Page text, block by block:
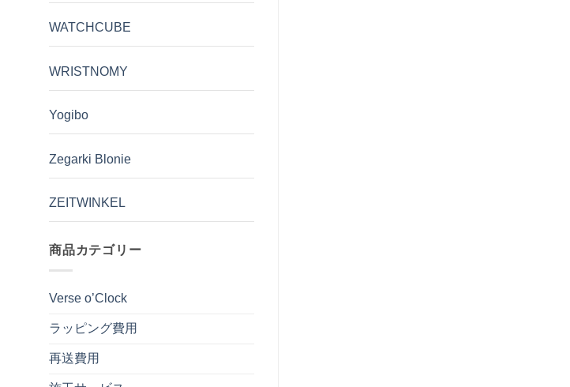
WATCHCUBE
WRISTNOMY
Yogibo
Zegarki Blonie
ZEITWINKEL
商品カテゴリー
Verse o’Clock
ラッピング費用
再送費用